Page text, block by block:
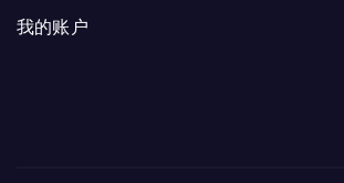
我的账户